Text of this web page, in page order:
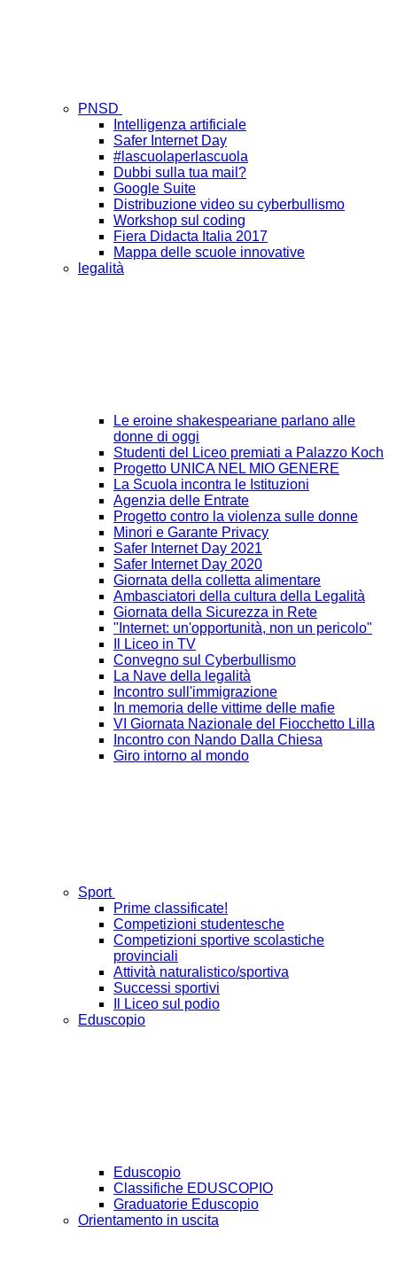
PNSD
Intelligenza artificiale
Safer Internet Day
#lascuolaperlascuola
Dubbi sulla tua mail?
Google Suite
Distribuzione video su cyberbullismo
Workshop sul coding
Fiera Didacta Italia 2017
Mappa delle scuole innovative
legalità
Le eroine shakespeariane parlano alle
donne di oggi
Studenti del Liceo premiati a Palazzo Koch
Progetto UNICA NEL MIO GENERE
La Scuola incontra le Istituzioni
Agenzia delle Entrate
Progetto contro la violenza sulle donne
Minori e Garante Privacy
Safer Internet Day 2021
Safer Internet Day 2020
Giornata della colletta alimentare
Ambasciatori della cultura della Legalità
Giornata della Sicurezza in Rete
"Internet: un'opportunità, non un pericolo"
Il Liceo in TV
Convegno sul Cyberbullismo
La Nave della legalità
Incontro sull'immigrazione
In memoria delle vittime delle mafie
VI Giornata Nazionale del Fiocchetto Lilla
Incontro con Nando Dalla Chiesa
Giro intorno al mondo
Sport
Prime classificate!
Competizioni studentesche
Competizioni sportive scolastiche
provinciali
Attività naturalistico/sportiva
Successi sportivi
Il Liceo sul podio
Eduscopio
Eduscopio
Classifiche EDUSCOPIO
Graduatorie Eduscopio
Orientamento in uscita